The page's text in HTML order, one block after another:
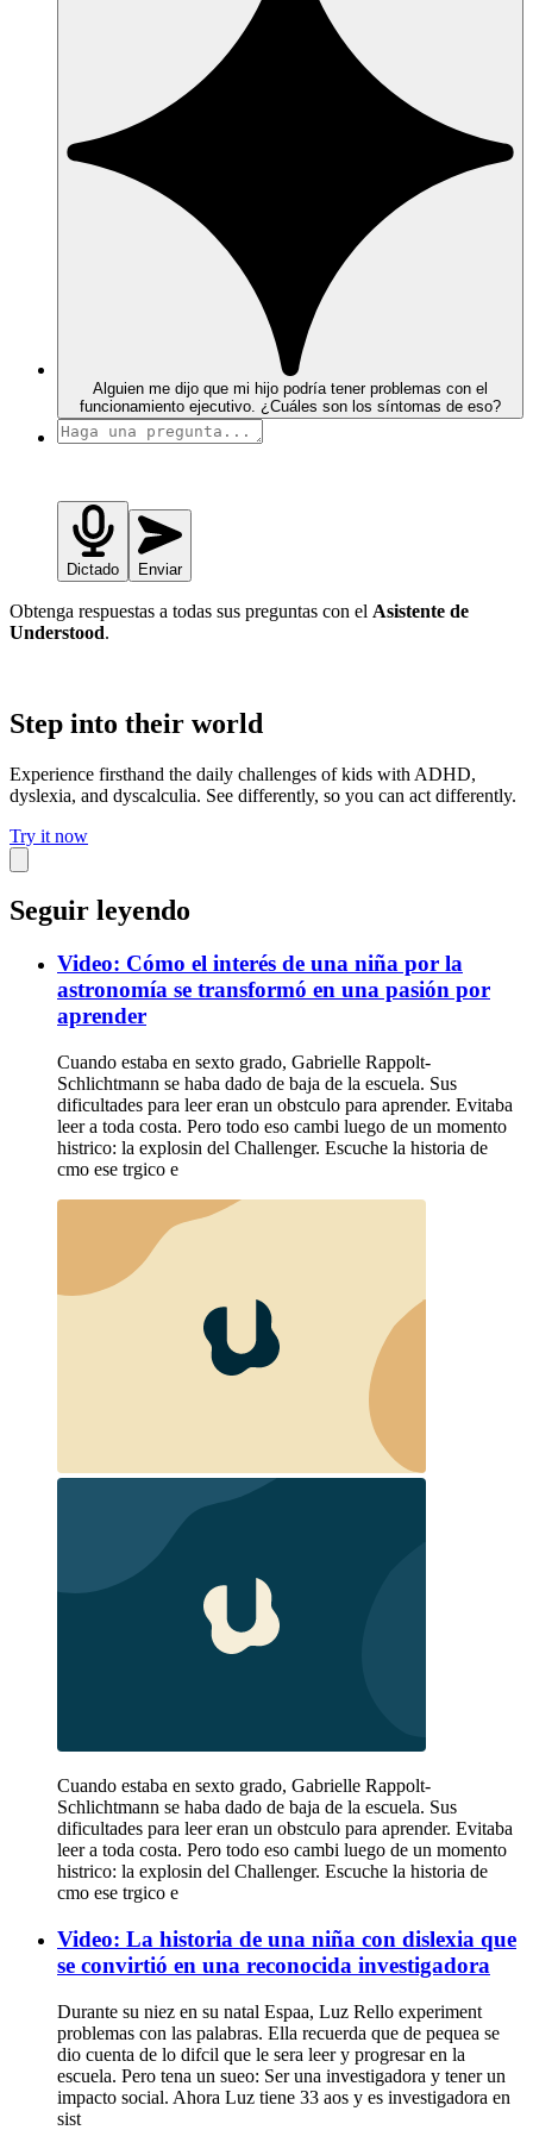
Alguien me dijo que mi hijo podría tener problemas con el
funcionamiento ejecutivo. ¿Cuáles son los síntomas de eso?
Dictado Enviar
Obtenga respuestas a todas sus preguntas con el Asistente de
Understood.
Step into their world
Experience firsthand the daily challenges of kids with ADHD,
dyslexia, and dyscalculia. See differently, so you can act differently.
Try it now
Seguir leyendo
Video: Cómo el interés de una niña por la
astronomía se transformó en una pasión por
aprender
Cuando estaba en sexto grado, Gabrielle Rappolt-
Schlichtmann se haba dado de baja de la escuela. Sus
dificultades para leer eran un obstculo para aprender. Evitaba
leer a toda costa. Pero todo eso cambi luego de un momento
histrico: la explosin del Challenger. Escuche la historia de
cmo ese trgico e
Cuando estaba en sexto grado, Gabrielle Rappolt-
Schlichtmann se haba dado de baja de la escuela. Sus
dificultades para leer eran un obstculo para aprender. Evitaba
leer a toda costa. Pero todo eso cambi luego de un momento
histrico: la explosin del Challenger. Escuche la historia de
cmo ese trgico e
Video: La historia de una niña con dislexia que
se convirtió en una reconocida investigadora
Durante su niez en su natal Espaa, Luz Rello experiment
problemas con las palabras. Ella recuerda que de pequea se
dio cuenta de lo difcil que le sera leer y progresar en la
escuela. Pero tena un sueo: Ser una investigadora y tener un
impacto social. Ahora Luz tiene 33 aos y es investigadora en
sist